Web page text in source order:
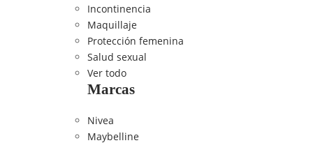
Incontinencia
Maquillaje
Protección femenina
Salud sexual
Ver todo
Marcas
Nivea
Maybelline